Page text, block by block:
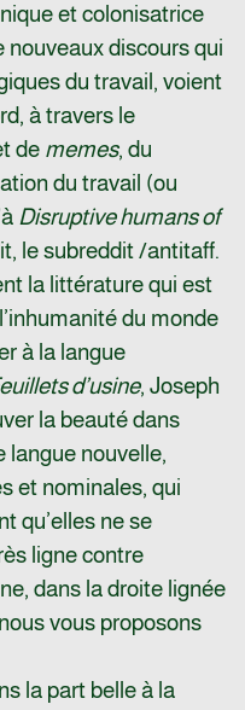
et colonisatrice
nouveaux discours qui
du travail, voient
à travers le
de memes, du
du travail (ou
Disruptive humans of
le subreddit /antitaff.
la littérature qui est
du monde
à la langue
d’usine, Joseph
la beauté dans
langue nouvelle,
et nominales, qui
qu’elles ne se
ligne contre
dans la droite lignée
vous proposons
la part belle à la